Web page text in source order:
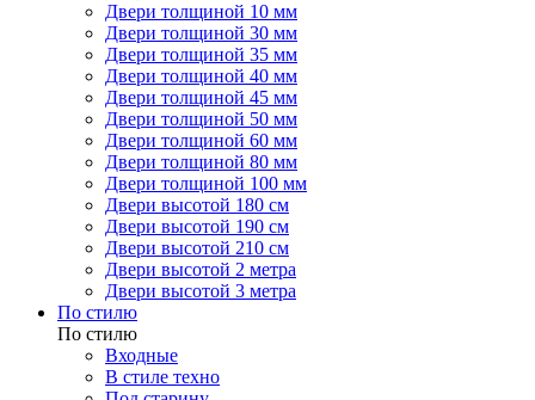
Двери толщиной 10 мм
Двери толщиной 30 мм
Двери толщиной 35 мм
Двери толщиной 40 мм
Двери толщиной 45 мм
Двери толщиной 50 мм
Двери толщиной 60 мм
Двери толщиной 80 мм
Двери толщиной 100 мм
Двери высотой 180 см
Двери высотой 190 см
Двери высотой 210 см
Двери высотой 2 метра
Двери высотой 3 метра
По стилю
По стилю
Входные
В стиле техно